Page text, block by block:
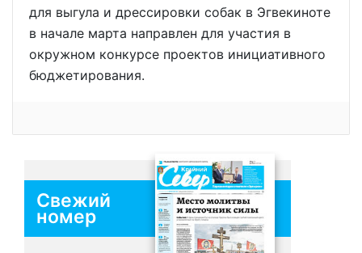
для выгула и дрессировки собак в Эгвекиноте
в начале марта направлен для участия в
окружном конкурсе проектов инициативного
бюджетирования.
Свежий
номер